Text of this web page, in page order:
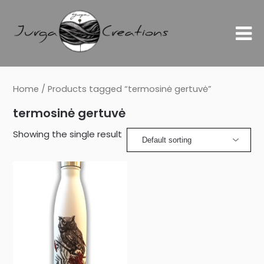
Home / Products tagged “termosinė gertuvė”
termosinė gertuvė
Showing the single result